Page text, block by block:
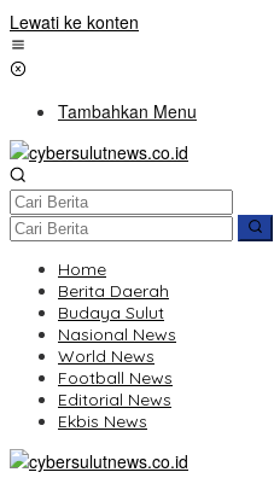
Lewati ke konten
Tambahkan Menu
Home
Berita Daerah
Budaya Sulut
Nasional News
World News
Football News
Editorial News
Ekbis News